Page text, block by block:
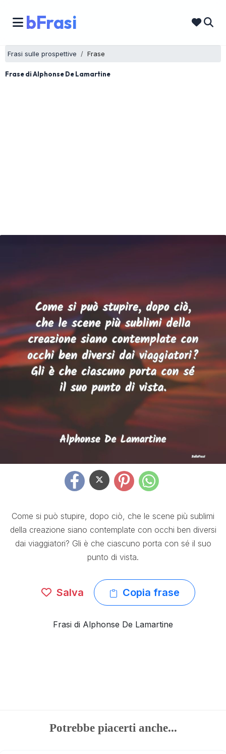
bFrasi
Frasi sulle prospettive Frase
Frase di Alphonse De Lamartine
Come si può stupire, dopo ciò, che le scene più sublimi
della creazione siano contemplate con occhi ben diversi
dai viaggiatori? Gli è che ciascuno porta con sé il suo
punto di vista.
Salva Copia frase
Frasi di Alphonse De Lamartine
Potrebbe piacerti anche...